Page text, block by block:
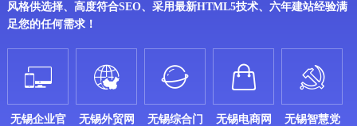
风格供选择、高度符合SEO、采用最新HTML5技术、六年建站经验满
足您的任何需求！

无锡企业官

无锡外贸网

无锡综合门

无锡电商网

无锡智慧党